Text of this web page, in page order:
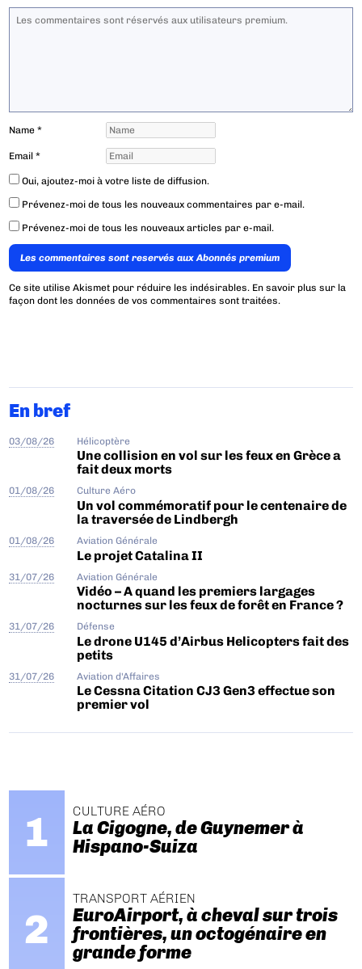
Name*
Email*
Oui, ajoutez-moi à votre liste de diffusion.
Prévenez-moi de tous les nouveaux commentaires par e-mail.
Prévenez-moi de tous les nouveaux articles par e-mail.
Les commentaires sont reservés aux Abonnés premium
Ce site utilise Akismet pour réduire les indésirables. En savoir plus sur la
façon dont les données de vos commentaires sont traitées.
En bref
03/08/26 Hélicoptère
Une collision en vol sur les feux en Grèce a
fait deux morts
01/08/26 Culture Aéro
Un vol commémoratif pour le centenaire de
la traversée de Lindbergh
01/08/26 Aviation Générale
Le projet Catalina II
31/07/26 Aviation Générale
Vidéo – A quand les premiers largages
nocturnes sur les feux de forêt en France ?
31/07/26 Défense
Le drone U145 d’Airbus Helicopters fait des
petits
31/07/26 Aviation d'Affaires
Le Cessna Citation CJ3 Gen3 effectue son
premier vol
CULTURE AÉRO
La Cigogne, de Guynemer à
Hispano-Suiza
TRANSPORT AÉRIEN
EuroAirport, à cheval sur trois
frontières, un octogénaire en
grande forme